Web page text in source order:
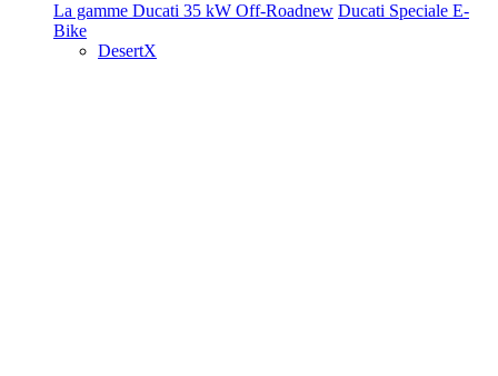
La gamme Ducati 35 kW Off-Roadnew Ducati Speciale E-
Bike
DesertX